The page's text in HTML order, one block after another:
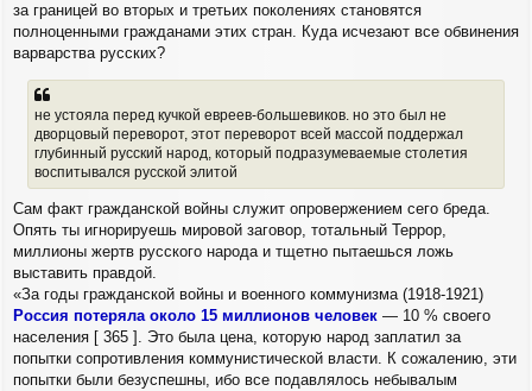
за границей во вторых и третьих поколениях становятся
полноценными гражданами этих стран. Куда исчезают все обвинения
варварства русских?
не устояла перед кучкой евреев-большевиков. но это был не
дворцовый переворот, этот переворот всей массой поддержал
глубинный русский народ, который подразумеваемые столетия
воспитывался русской элитой
Сам факт гражданской войны служит опровержением сего бреда.
Опять ты игнорируешь мировой заговор, тотальный Террор,
миллионы жертв русского народа и тщетно пытаешься ложь
выставить правдой.
«За годы гражданской войны и военного коммунизма (1918-1921)
Россия потеряла около 15 миллионов человек — 10 % своего
населения [ 365 ]. Это была цена, которую народ заплатил за
попытки сопротивления коммунистической власти. К сожалению, эти
попытки были безуспешны, ибо все подавлялось небывалым